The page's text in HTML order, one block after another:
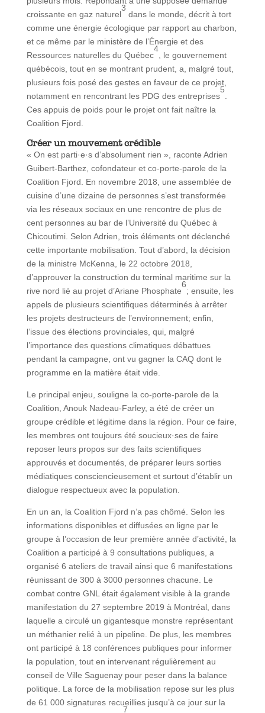
croissante en gaz naturel
3
dans le monde, décrit à tort
comme une énergie écologique par rapport au charbon,
et ce même par le ministère de l’Énergie et des
Ressources naturelles du Québec
4
, le gouvernement
québécois, tout en se montrant prudent, a, malgré tout,
plusieurs fois posé des gestes en faveur de ce projet,
notamment en rencontrant les PDG des entreprises
5
.
Ces appuis de poids pour le projet ont fait naître la
Coalition Fjord.
Créer un mouvement crédible
« On est parti·e·s d’absolument rien », raconte Adrien
Guibert-Barthez, cofondateur et co-porte-parole de la
Coalition Fjord. En novembre 2018, une assemblée de
cuisine d’une dizaine de personnes s’est transformée
via les réseaux sociaux en une rencontre de plus de
cent personnes au bar de l’Université du Québec à
Chicoutimi. Selon Adrien, trois éléments ont déclenché
cette importante mobilisation. Tout d’abord, la décision
de la ministre McKenna, le 22 octobre 2018,
d’approuver la construction du terminal maritime sur la
rive nord lié au projet d’Ariane Phosphate
6
; ensuite, les
appels de plusieurs scientifiques déterminés à arrêter
les projets destructeurs de l’environnement; enfin,
l’issue des élections provinciales, qui, malgré
l’importance des questions climatiques débattues
pendant la campagne, ont vu gagner la CAQ dont le
programme en la matière était vide.
Le principal enjeu, souligne la co-porte-parole de la
Coalition, Anouk Nadeau-Farley, a été de créer un
groupe crédible et légitime dans la région. Pour ce faire,
les membres ont toujours été soucieux·ses de faire
reposer leurs propos sur des faits scientifiques
approuvés et documentés, de préparer leurs sorties
médiatiques consciencieusement et surtout d’établir un
dialogue respectueux avec la population.
En un an, la Coalition Fjord n’a pas chômé. Selon les
informations disponibles et diffusées en ligne par le
groupe à l’occasion de leur première année d’activité, la
Coalition a participé à 9 consultations publiques, a
organisé 6 ateliers de travail ainsi que 6 manifestations
réunissant de 300 à 3000 personnes chacune. Le
combat contre GNL était également visible à la grande
manifestation du 27 septembre 2019 à Montréal, dans
laquelle a circulé un gigantesque monstre représentant
un méthanier relié à un pipeline. De plus, les membres
ont participé à 18 conférences publiques pour informer
la population, tout en intervenant régulièrement au
conseil de Ville Saguenay pour peser dans la balance
politique. La force de la mobilisation repose sur les plus
de 61 000 signatures recueillies jusqu’à ce jour sur la
7